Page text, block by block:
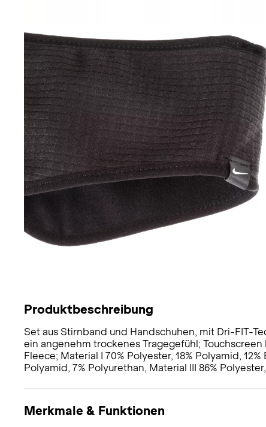
Produktbeschreibung
Set aus Stirnband und Handschuhen, mit Dri-FIT-
ein angenehm trockenes Tragegefühl;
Fleece; Material I 70% Polyester, 18% Polyamid,
Polyamid, 7% Polyurethan, Material III 86%
Merkmale & Funktionen